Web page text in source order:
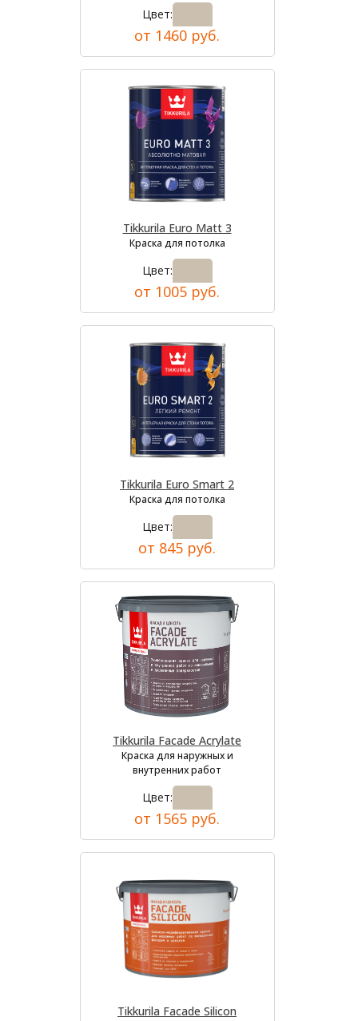
Цвет:
от 1460 руб.
Tikkurila Euro Matt 3
Краска для потолка
Цвет:
от 1005 руб.
Tikkurila Euro Smart 2
Краска для потолка
Цвет:
от 845 руб.
Tikkurila Facade Acrylate
Краска для наружных и
внутренних работ
Цвет:
от 1565 руб.
Tikkurila Facade Silicon